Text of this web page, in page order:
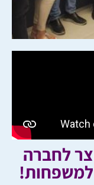
לחברה
למשפחות!